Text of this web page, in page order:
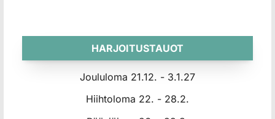
HARJOITUSTAUOT
Joululoma 21.12. - 3.1.27
Hiihtoloma 22. - 28.2.